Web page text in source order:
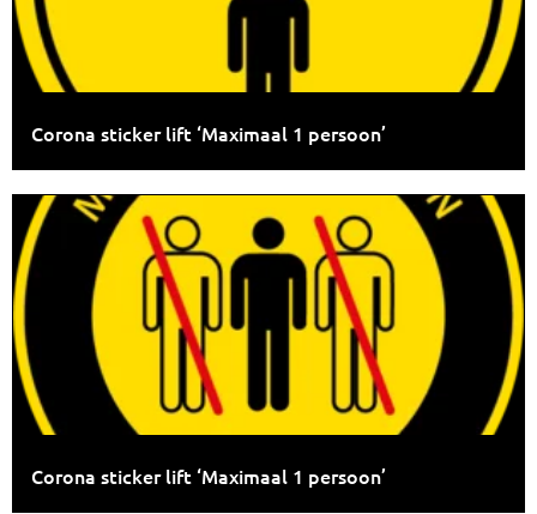
Corona sticker lift ‘Maximaal 1 persoon’
Corona sticker lift ‘Maximaal 1 persoon’